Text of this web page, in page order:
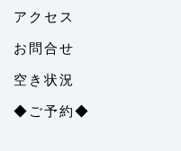
アクセス
お問合せ
空き状況
◆ご予約◆